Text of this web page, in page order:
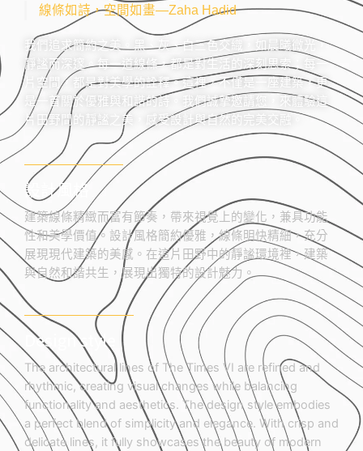
線條如詩，空間如畫—Zaha Hadid
我們追求簡約之美。黑、灰、白三色交織，如晨曦微光，
靜謐而深邃。每一道線條，都是對生活的深刻思索；每一
片空間，都是對美學的詮釋。這裡，不僅是一座建築，更
是一首關於優雅與和諧的詩。我們誠摯邀請您，來體驗這
片田野間的靜謐之美，感受設計與自然的完美交融。
設計風格
建築線條精緻而富有節奏，帶來視覺上的變化，兼具功能
性和美學價值。設計風格簡約優雅，線條明快精細，充分
展現現代建築的美感。在這片田野中的靜謐環境裡，建築
與自然和諧共生，展現出獨特的設計魅力。
Design style
The architectural lines of The Times VI are refined and
rhythmic, creating visual changes while balancing
functionality and aesthetics. The design style embodies
a perfect blend of simplicity and elegance. With crisp and
delicate lines, it fully showcases the beauty of modern